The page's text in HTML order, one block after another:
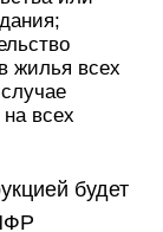
жилья всех
всех
будет